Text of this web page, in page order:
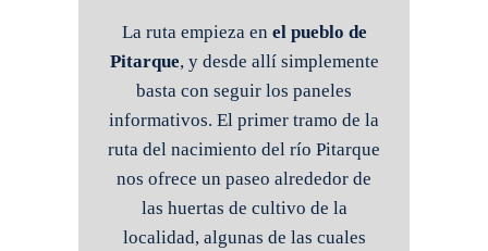
La ruta empieza en el pueblo de
Pitarque, y desde allí simplemente
basta con seguir los paneles
informativos. El primer tramo de la
ruta del nacimiento del río Pitarque
nos ofrece un paseo alrededor de
las huertas de cultivo de la
localidad, algunas de las cuales